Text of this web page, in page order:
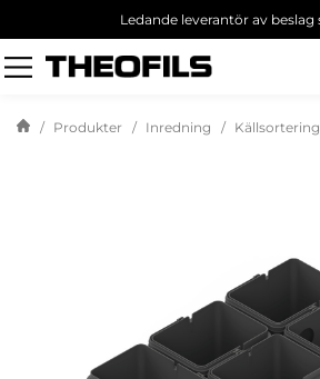
Ledande leverantör av beslag
Sök
produkt
Produkter Inredning Källsortering